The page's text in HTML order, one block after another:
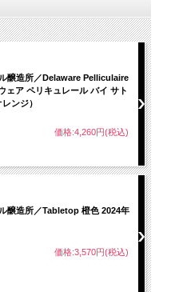
醸造所／Delaware Pelliculaire
ェア ペリキュレール バイ サト
ンジ）
価格:4,260円(税込)
醸造所／Tabletop 橙色 2024年
価格:3,570円(税込)